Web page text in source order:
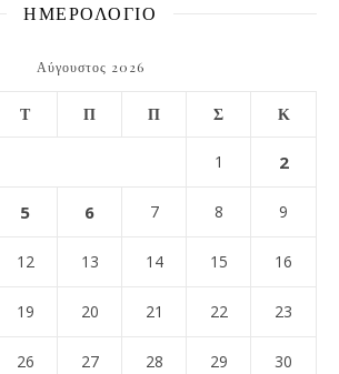
ΗΜΕΡΟΛΟΓΙΟ
Αύγουστος 2026
Τ Π Π Σ Κ
1 2
5 6 7 8 9
12 13 14 15 16
19 20 21 22 23
26 27 28 29 30